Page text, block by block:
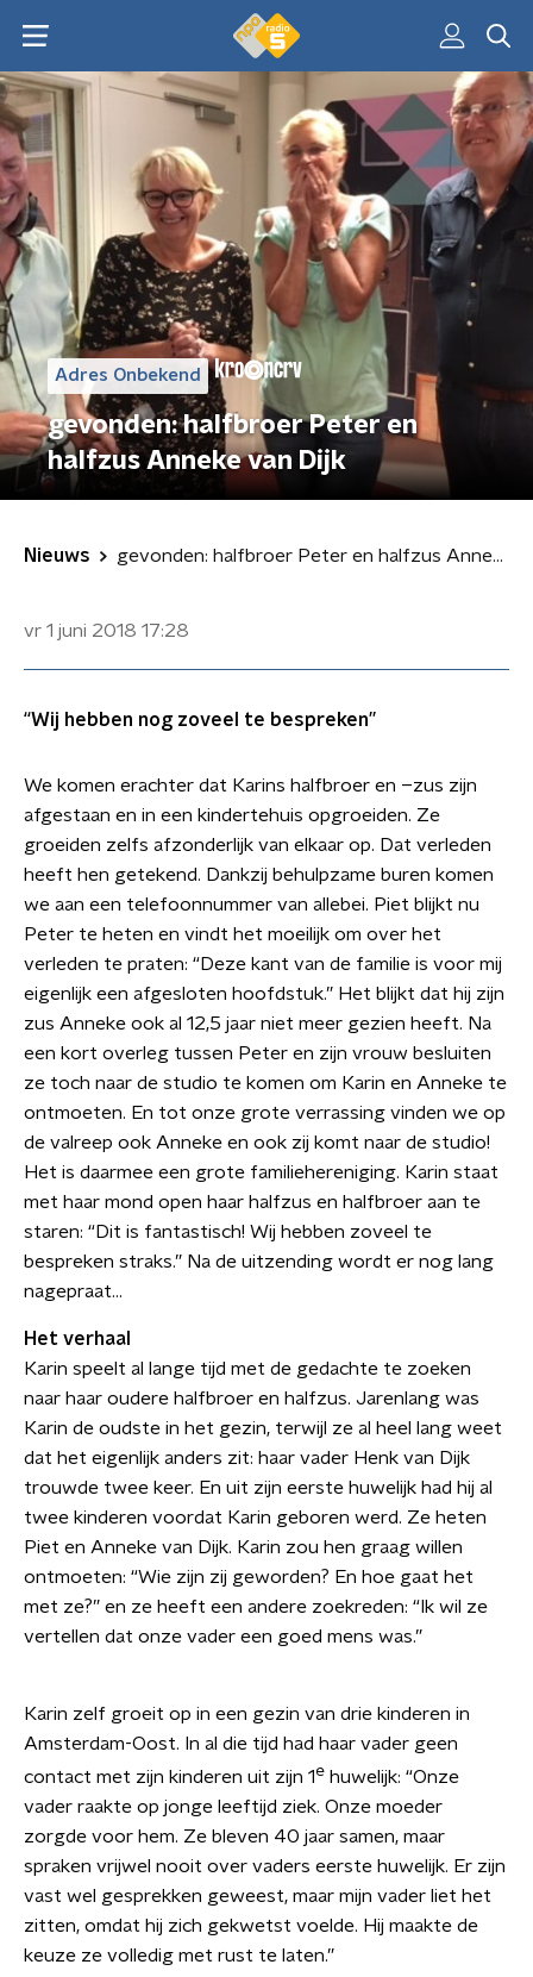
Adres Onbekend
gevonden: halfbroer Peter en
halfzus Anneke van Dijk
Nieuws gevonden: halfbroer Peter en halfzus Anneke van Dijk
vr 1 juni 2018 17:28
“Wij hebben nog zoveel te bespreken”
We komen erachter dat Karins halfbroer en –zus zijn
afgestaan en in een kindertehuis opgroeiden. Ze
groeiden zelfs afzonderlijk van elkaar op. Dat verleden
heeft hen getekend. Dankzij behulpzame buren komen
we aan een telefoonnummer van allebei. Piet blijkt nu
Peter te heten en vindt het moeilijk om over het
verleden te praten: “Deze kant van de familie is voor mij
eigenlijk een afgesloten hoofdstuk.” Het blijkt dat hij zijn
zus Anneke ook al 12,5 jaar niet meer gezien heeft. Na
een kort overleg tussen Peter en zijn vrouw besluiten
ze toch naar de studio te komen om Karin en Anneke te
ontmoeten. En tot onze grote verrassing vinden we op
de valreep ook Anneke en ook zij komt naar de studio!
Het is daarmee een grote familiehereniging. Karin staat
met haar mond open haar halfzus en halfbroer aan te
staren: “Dit is fantastisch! Wij hebben zoveel te
bespreken straks.” Na de uitzending wordt er nog lang
nagepraat…
Het verhaal
Karin speelt al lange tijd met de gedachte te zoeken
naar haar oudere halfbroer en halfzus. Jarenlang was
Karin de oudste in het gezin, terwijl ze al heel lang weet
dat het eigenlijk anders zit: haar vader Henk van Dijk
trouwde twee keer. En uit zijn eerste huwelijk had hij al
twee kinderen voordat Karin geboren werd. Ze heten
Piet en Anneke van Dijk. Karin zou hen graag willen
ontmoeten: “Wie zijn zij geworden? En hoe gaat het
met ze?” en ze heeft een andere zoekreden: “Ik wil ze
vertellen dat onze vader een goed mens was.”
Karin zelf groeit op in een gezin van drie kinderen in
Amsterdam-Oost. In al die tijd had haar vader geen
contact met zijn kinderen uit zijn 1 e huwelijk: “Onze
vader raakte op jonge leeftijd ziek. Onze moeder
zorgde voor hem. Ze bleven 40 jaar samen, maar
spraken vrijwel nooit over vaders eerste huwelijk. Er zijn
vast wel gesprekken geweest, maar mijn vader liet het
zitten, omdat hij zich gekwetst voelde. Hij maakte de
keuze ze volledig met rust te laten.”